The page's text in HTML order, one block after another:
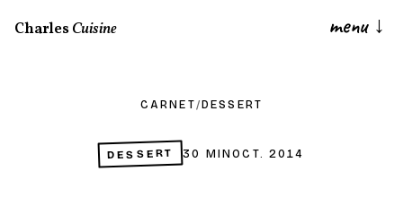
CharlesCuisine menu ↓
CARNET/ DESSERT
DESSERT 30 MINOCT. 2014